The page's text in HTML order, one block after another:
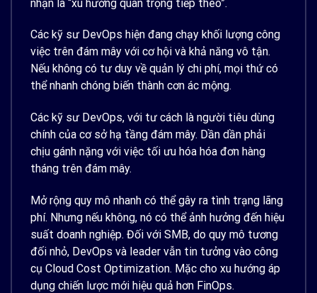
nhận là “xu hướng quan trọng tiếp theo”.
Các kỹ sư DevOps hiện đang chạy khối lượng công
việc trên đám mây với cơ hội và khả năng vô tận.
Nếu không có tư duy về quản lý chi phí, mọi thứ có
thể nhanh chóng biến thành cơn ác mộng.
Các kỹ sư DevOps, với tư cách là người tiêu dùng
chính của cơ sở hạ tầng đám mây. Dần dần phải
chịu gánh nặng với việc tối ưu hóa hóa đơn hàng
tháng trên đám mây.
Mở rộng quy mô nhanh có thể gây ra tình trạng lãng
phí. Nhưng nếu không, nó có thể ảnh hưởng đến hiệu
suất doanh nghiệp. Đối với SMB, do quy mô tương
đối nhỏ, DevOps và leader vẫn tin tưởng vào công
cụ Cloud Cost Optimization. Mặc cho xu hướng áp
dụng chiến lược mới hiệu quả hơn FinOps.